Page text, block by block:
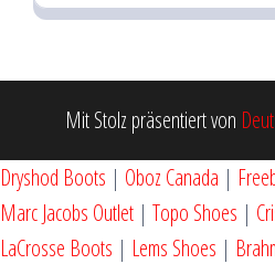
Mit Stolz präsentiert von
Dryshod Boots | Oboz Canada |
Marc Jacobs Outlet | Topo Shoes |
LaCrosse Boots | Lems Shoes |